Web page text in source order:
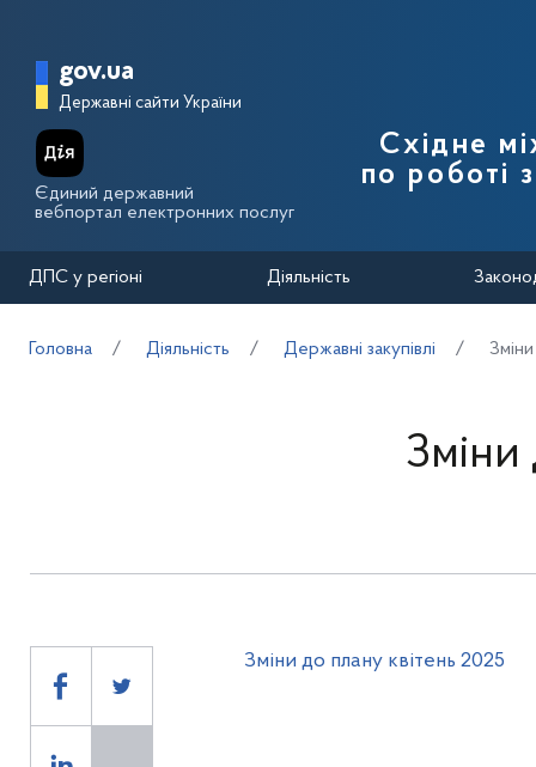
Головна сторінка Державної
gov.ua
Державні сайти України
Єдиний державний
вебпортал електронних послуг
Східне
по роботі
ДПС у регіоні Діяльність
Головна Діяльність Державні закупівлі
Зміни
Зміни до плану квітень 2025